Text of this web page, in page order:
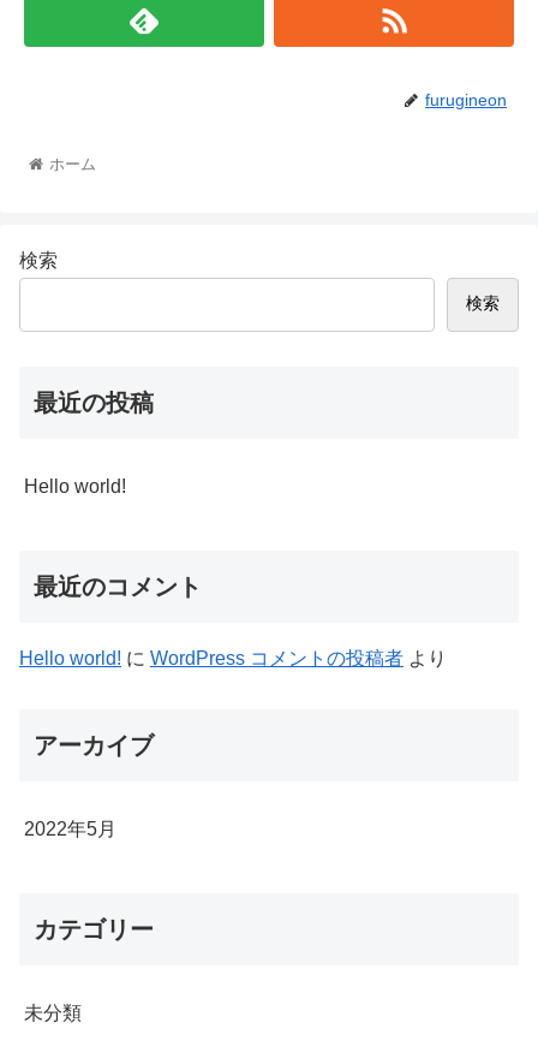
furugineon
ホーム
検索
検索
最近の投稿
Hello world!
最近のコメント
Hello world! に WordPress コメントの投稿者 より
アーカイブ
2022年5月
カテゴリー
未分類